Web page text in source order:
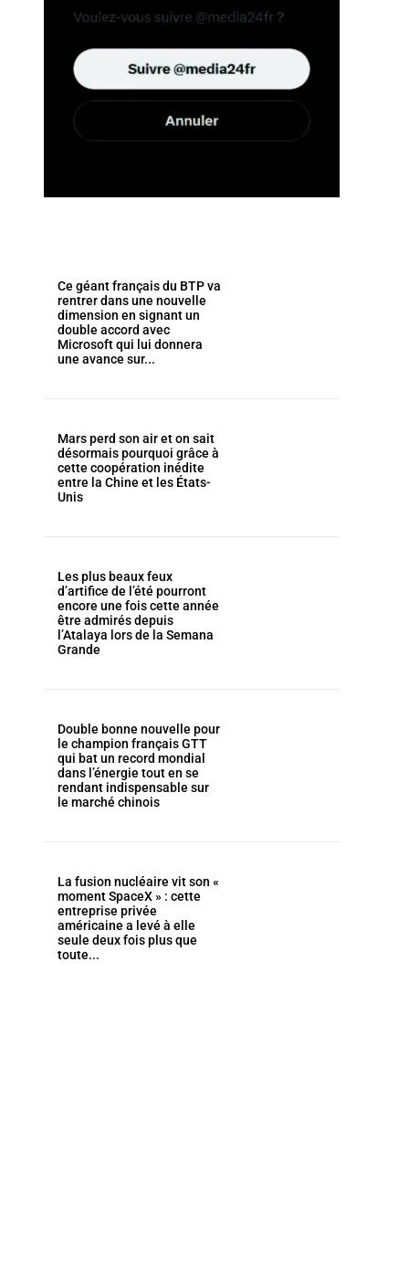
Ce géant français du BTP va
rentrer dans une nouvelle
dimension en signant un
double accord avec
Microsoft qui lui donnera
une avance sur...
Mars perd son air et on sait
désormais pourquoi grâce à
cette coopération inédite
entre la Chine et les États-
Unis
Les plus beaux feux
d’artifice de l’été pourront
encore une fois cette année
être admirés depuis
l’Atalaya lors de la Semana
Grande
Double bonne nouvelle pour
le champion français GTT
qui bat un record mondial
dans l’énergie tout en se
rendant indispensable sur
le marché chinois
La fusion nucléaire vit son «
moment SpaceX » : cette
entreprise privée
américaine a levé à elle
seule deux fois plus que
toute...